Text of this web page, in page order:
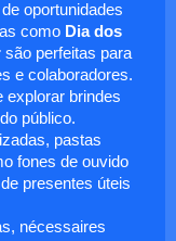
oportunidades
como Dia dos
são perfeitas para
e colaboradores.
explorar brindes
público.
pastas
fones de ouvido
presentes úteis
nécessaires